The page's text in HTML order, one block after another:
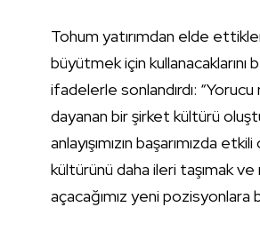
Tohum yatırımdan elde
büyütmek için
ifadelerle sonlandırdı:
dayanan bir şirket kültürü
anlayışımızın başarımızda
kültürünü daha ileri taşımak
açacağımız yeni pozisyonlara